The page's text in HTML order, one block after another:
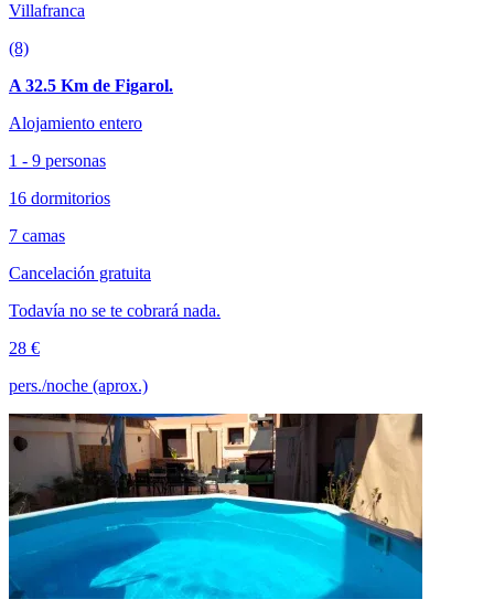
Villafranca
(8)
A 32.5 Km de Figarol.
Alojamiento entero
1 - 9 personas
16 dormitorios
7 camas
Cancelación gratuita
Todavía no se te cobrará nada.
28 €
pers./noche (aprox.)